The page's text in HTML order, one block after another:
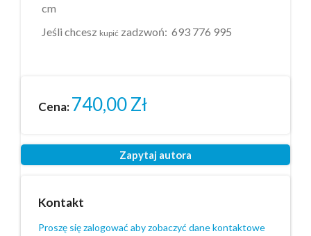
cm
Jeśli chcesz kupić zadzwoń: 693 776 995
Cena:740,00Zł
Zapytaj autora
Kontakt
Proszę się zalogować aby zobaczyć dane kontaktowe